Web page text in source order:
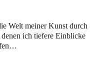
Welt meiner Kunst durch
ich tiefere Einblicke